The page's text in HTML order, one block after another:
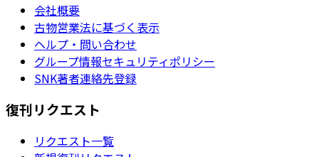
会社概要
古物営業法に基づく表示
ヘルプ・問い合わせ
グループ情報セキュリティポリシー
SNK著者連絡先登録
復刊リクエスト
リクエスト一覧